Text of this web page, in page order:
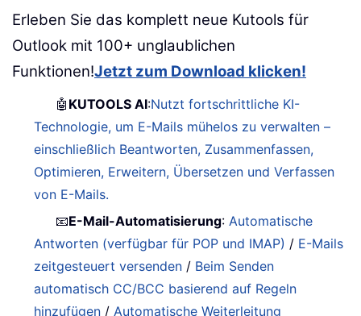
Erleben Sie das komplett neue Kutools für
Outlook mit 100+ unglaublichen
Funktionen!Jetzt zum Download klicken!
🤖 KUTOOLS AI:Nutzt fortschrittliche KI-
Technologie, um E-Mails mühelos zu verwalten –
einschließlich Beantworten, Zusammenfassen,
Optimieren, Erweitern, Übersetzen und Verfassen
von E-Mails.
📧E-Mail-Automatisierung:Automatische
Antworten (verfügbar für POP und IMAP) / E-Mails
zeitgesteuert versenden / Beim Senden
automatisch CC/BCC basierend auf Regeln
hinzufügen /Automatische Weiterleitung